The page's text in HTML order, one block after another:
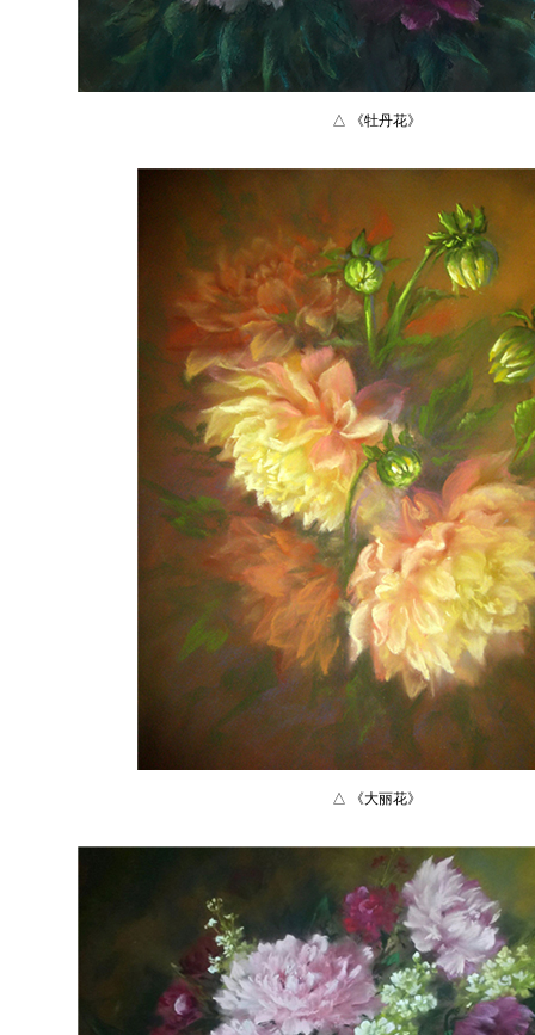
△ 《牡丹花》
△ 《大丽花》